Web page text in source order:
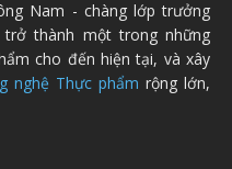
Nam - chàng lớp trưởng
trở thành một trong những
cho đến hiện tại, và xây
nghệ Thực phẩm rộng lớn,